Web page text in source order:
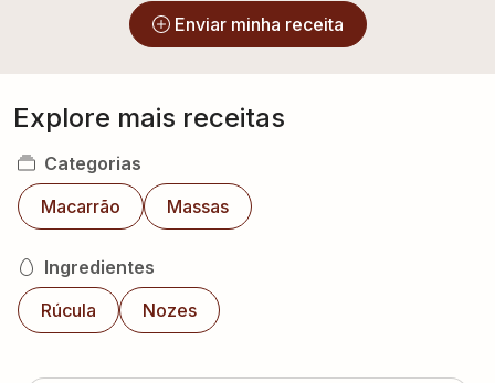
Enviar minha receita
Explore mais receitas
Categorias
Macarrão
Massas
Ingredientes
Rúcula
Nozes